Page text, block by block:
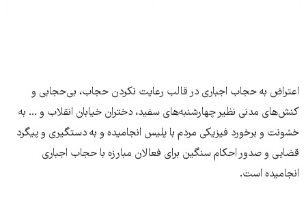
اعتراض به حجاب اجباری در قالب رعایت نکردن حجاب، بی‌حجابی و
کنش‌های مدنی نظیر چهارشنبه‌های سفید، دختران خیابان انقلاب و ... به
خشونت و برخورد فیزیکی مردم با پلیس انجامیده و به دستگیری و پیگرد
قضایی و صدور احکام سنگین برای فعالان مبارزه با حجاب اجباری
انجامیده است.